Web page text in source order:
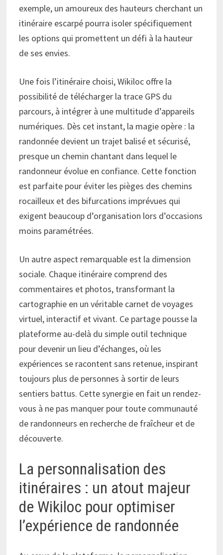
exemple, un amoureux des hauteurs cherchant un
itinéraire escarpé pourra isoler spécifiquement
les options qui promettent un défi à la hauteur
de ses envies.
Une fois l’itinéraire choisi, Wikiloc offre la
possibilité de télécharger la trace GPS du
parcours, à intégrer à une multitude d’appareils
numériques. Dès cet instant, la magie opère : la
randonnée devient un trajet balisé et sécurisé,
presque un chemin chantant dans lequel le
randonneur évolue en confiance. Cette fonction
est parfaite pour éviter les pièges des chemins
rocailleux et des bifurcations imprévues qui
exigent beaucoup d’organisation lors d’occasions
moins paramétrées.
Un autre aspect remarquable est la dimension
sociale. Chaque itinéraire comprend des
commentaires et photos, transformant la
cartographie en un véritable carnet de voyages
virtuel, interactif et vivant. Ce partage pousse la
plateforme au-delà du simple outil technique
pour devenir un lieu d’échanges, où les
expériences se racontent sans retenue, inspirant
toujours plus de personnes à sortir de leurs
sentiers battus. Cette synergie en fait un rendez-
vous à ne pas manquer pour toute communauté
de randonneurs en recherche de fraîcheur et de
découverte.
La personnalisation des
itinéraires : un atout majeur
de Wikiloc pour optimiser
l’expérience de randonnée